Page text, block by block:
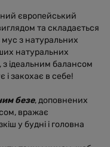
європейський
та складається
мус з натуральних
натуральних
з ідеальним балансом
закохає в себе!
безе, доповнених
вражає
у будні і головна